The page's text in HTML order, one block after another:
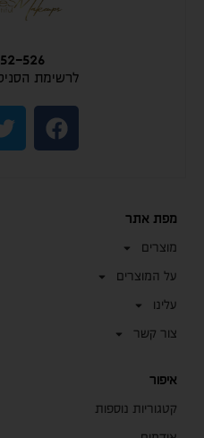
526
לרשימת
מפת אתר
מוצרים
על המוצרים
עלינו
צור קשר
איפור
קטגוריות נוספות